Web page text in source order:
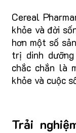
Cereal
khỏe và đời
hơn một số
trị dinh
chắc chắn là
khỏe và cuộc
Trải